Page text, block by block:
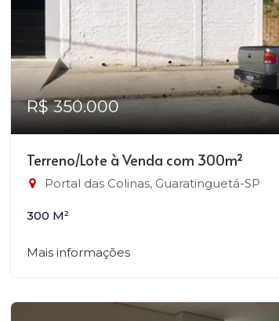
R$ 350.000
Terreno/Lote à Venda com 300m²
Portal das Colinas, Guaratinguetá-SP
300 M²
Mais informações